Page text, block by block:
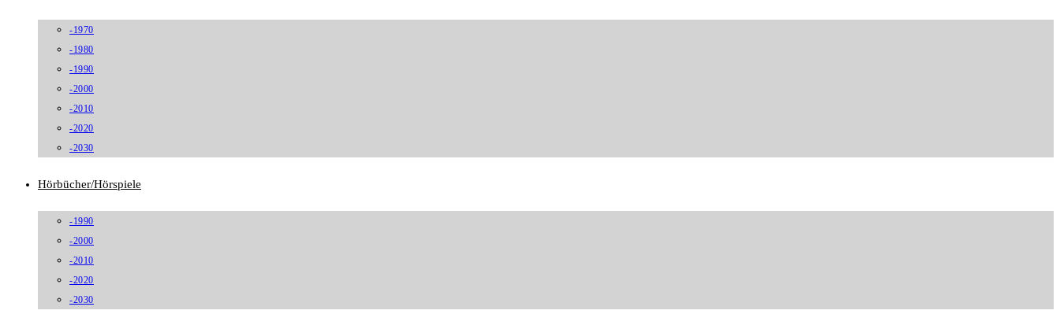
-1970
-1980
-1990
-2000
-2010
-2020
-2030
Hörbücher/Hörspiele
-1990
-2000
-2010
-2020
-2030